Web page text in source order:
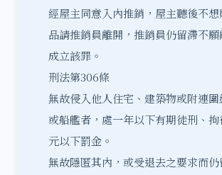
經屋主同意入內推銷，屋主聽後不
品請推銷員離開，推銷員仍留滯不
成立該罪。
刑法第306條
無故侵入他人住宅、建築物或附連
或船艦者，處一年以下有期徒刑、
元以下罰金。
無故隱匿其內，或受退去之要求而仍